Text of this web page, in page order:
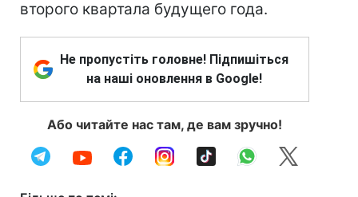
второго квартала будущего года.
Не пропустіть головне! Підпишіться
на наші оновлення в Google!
Або читайте нас там, де вам зручно!